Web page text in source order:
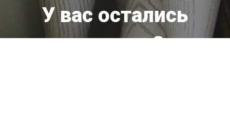
У вас остались
вопросы?